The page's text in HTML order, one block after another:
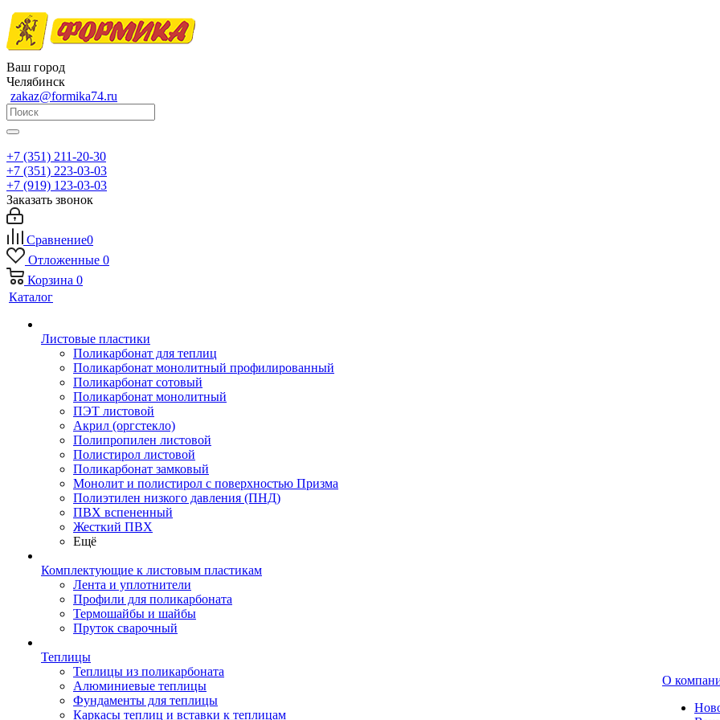
Ваш город
Челябинск
zakaz@formika74.ru
+7 (351) 211-20-30
+7 (351) 223-03-03
+7 (919) 123-03-03
Заказать звонок
Сравнение0
Отложенные 0
Корзина 0
Каталог
Листовые пластики
Поликарбонат для теплиц
Поликарбонат монолитный профилированный
Поликарбонат сотовый
Поликарбонат монолитный
ПЭТ листовой
Акрил (оргстекло)
Полипропилен листовой
Полистирол листовой
Поликарбонат замковый
Монолит и полистирол с поверхностью Призма
Полиэтилен низкого давления (ПНД)
ПВХ вспененный
Жесткий ПВХ
Ещё
Комплектующие к листовым пластикам
Лента и уплотнители
Профили для поликарбоната
Термошайбы и шайбы
Пруток сварочный
Теплицы
Теплицы из поликарбоната
Алюминиевые теплицы
Фундаменты для теплицы
Каркасы теплиц и вставки к теплицам
О